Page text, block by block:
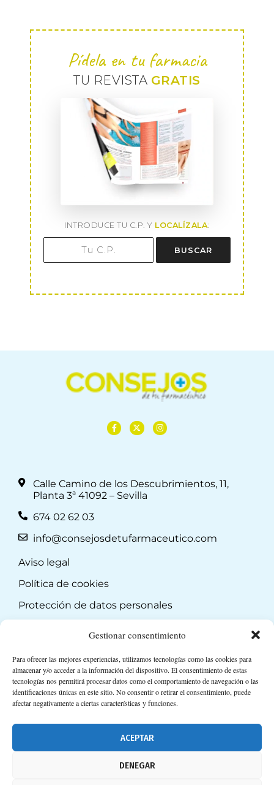
Gestionar consentimiento
Para ofrecer las mejores experiencias, utilizamos tecnologías como las cookies para
almacenar y/o acceder a la información del dispositivo. El consentimiento de estas
tecnologías nos permitirá procesar datos como el comportamiento de navegación o las
identificaciones únicas en este sitio. No consentir o retirar el consentimiento, puede
afectar negativamente a ciertas características y funciones.
ACEPTAR
DENEGAR
Pídela en tu farmacia
TU REVISTA GRATIS
INTRODUCE TU C.P. Y LOCALÍZALA:
BUSCAR
Calle Camino de los Descubrimientos, 11,
Planta 3ª 41092 – Sevilla
674 02 62 03
info@consejosdetufarmaceutico.com
Aviso legal
Política de cookies
Protección de datos personales